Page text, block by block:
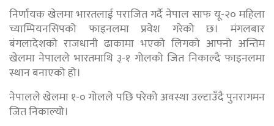
निर्णायक खेलमा भारतलाई पराजित गर्दै नेपाल साफ यू-२० महिला
च्याम्पियनसिपको फाइनलमा प्रवेश गरेको छ। मंगलबार
बंगलादेशको राजधानी ढाकामा भएको लिगको आफ्नो अन्तिम
खेलमा नेपालले भारतमाथि ३-१ गोलको जित निकाल्दै फाइनलमा
स्थान बनाएको हो।
नेपालले खेलमा १-० गोलले पछि परेको अवस्था उल्टाउँदै पुनरागमन
जित निकाल्यो।